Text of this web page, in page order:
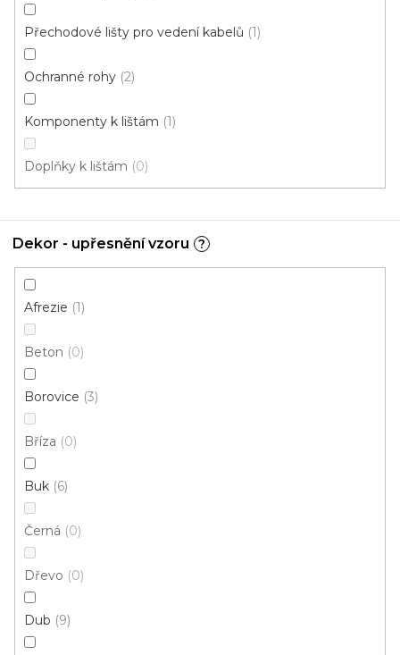
Přechodové lišty pro vedení kabelů 1
Ochranné rohy 2
Komponenty k lištám 1
Doplňky k lištám 0
Dekor - upřesnění vzoru ?
Afrezie 1
Beton 0
Borovice 3
Bříza 0
Buk 6
Černá 0
Dřevo 0
Dub 9
Béžová Bílá Hnědá
PVC rohový profil Bílý
od113 Kč
Bílá